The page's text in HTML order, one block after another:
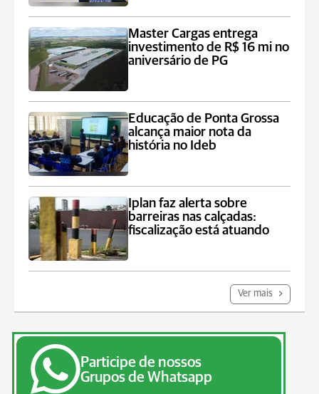
Master Cargas entrega
investimento de R$ 16 mi no
aniversário de PG
Educação de Ponta Grossa
alcança maior nota da
história no Ideb
Iplan faz alerta sobre
barreiras nas calçadas:
fiscalização está atuando
Ver mais
Participe de nossos
Grupos de Whatsapp